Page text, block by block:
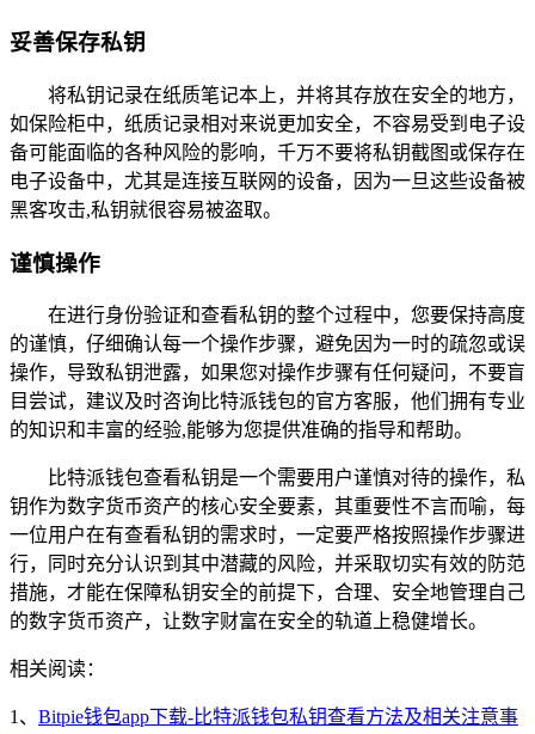
妥善保存私钥
将私钥记录在纸质笔记本上，并将其存放在安全的地方，
如保险柜中，纸质记录相对来说更加安全，不容易受到电子设
备可能面临的各种风险的影响，千万不要将私钥截图或保存在
电子设备中，尤其是连接互联网的设备，因为一旦这些设备被
黑客攻击,私钥就很容易被盗取。
谨慎操作
在进行身份验证和查看私钥的整个过程中，您要保持高度
的谨慎，仔细确认每一个操作步骤，避免因为一时的疏忽或误
操作，导致私钥泄露，如果您对操作步骤有任何疑问，不要盲
目尝试，建议及时咨询比特派钱包的官方客服，他们拥有专业
的知识和丰富的经验,能够为您提供准确的指导和帮助。
比特派钱包查看私钥是一个需要用户谨慎对待的操作，私
钥作为数字货币资产的核心安全要素，其重要性不言而喻，每
一位用户在有查看私钥的需求时，一定要严格按照操作步骤进
行，同时充分认识到其中潜藏的风险，并采取切实有效的防范
措施，才能在保障私钥安全的前提下，合理、安全地管理自己
的数字货币资产，让数字财富在安全的轨道上稳健增长。
相关阅读：
1、 Bitpie钱包app下载-比特派钱包私钥查看方法及相关注意事